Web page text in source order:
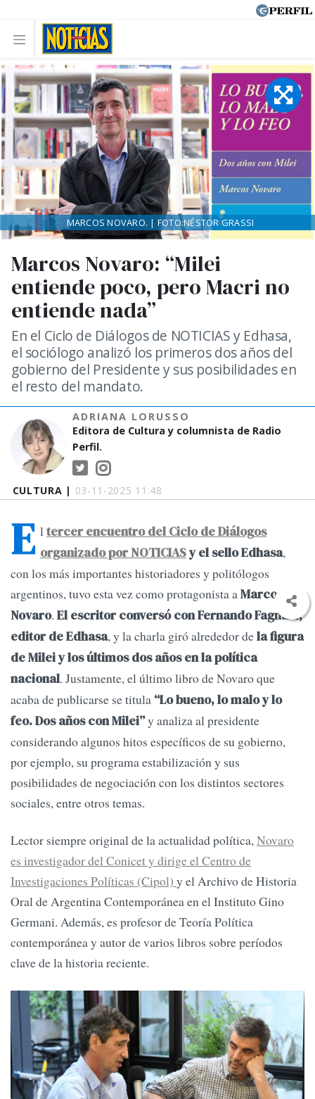
CULTURA | 03-11-2025 11:48
Marcos Novaro: “Milei
entiende poco, pero Macri no
entiende nada”
En el Ciclo de Diálogos de NOTICIAS y Edhasa,
el sociólogo analizó los primeros dos años del
gobierno del Presidente y sus posibilidades en
el resto del mandato.
ADRIANA LORUSSO
Editora de Cultura y columnista de Radio
Perfil.
MARCOS NOVARO. | FOTO:NÉSTOR GRASSI
E ltercer encuentro del Ciclo de Diálogos
organizado por NOTICIASy el sello Edhasa,
con los más importantes historiadores y politólogos
argentinos, tuvo esta vez como protagonista aMarcos
Novaro. El escritor conversó con Fernando Fagnani,
editor de Edhasa, y la charla giró alrededor dela figura
de Milei y los últimos dos años en la política
nacional. Justamente, el último libro de Novaro que
acaba de publicarse se titula “Lo bueno, lo malo y lo
feo. Dos años con Milei”y analiza al presidente
considerando algunos hitos específicos de su gobierno,
por ejemplo, su programa estabilización y sus
posibilidades de negociación con los distintos sectores
sociales, entre otros temas.
Lector siempre original de la actualidad política,Novaro
es investigador del Conicet y dirige el Centro de
Investigaciones Políticas (Cipol) y el Archivo de Historia
Oral de Argentina Contemporánea en el Instituto Gino
Germani. Además, es profesor de Teoría Política
contemporánea y autor de varios libros sobre períodos
clave de la historia reciente.